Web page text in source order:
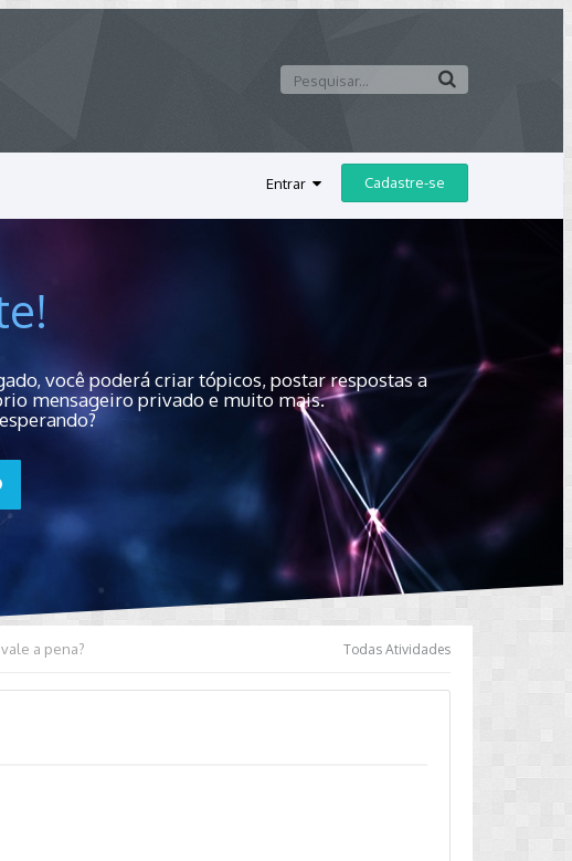
Entrar Cadastre-se
você poderá criar tópicos, postar respostas a
mensageiro privado e muito mais.
Todas Atividades
a pena?